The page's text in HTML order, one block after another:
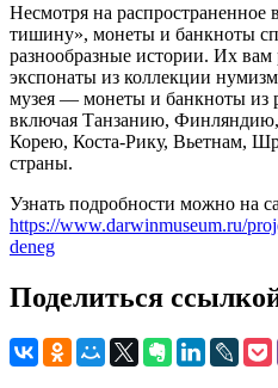
Несмотря на
тишину», монеты и банкноты
разнообразные истории. Их
экспонаты из коллекции
музея — монеты и банкноты из
включая Танзанию,
Корею, Коста-Рику, Вьетнам,
страны.
Узнать подробности можно на
https://www.darwinmuseum.ru/
deneg
Поделиться